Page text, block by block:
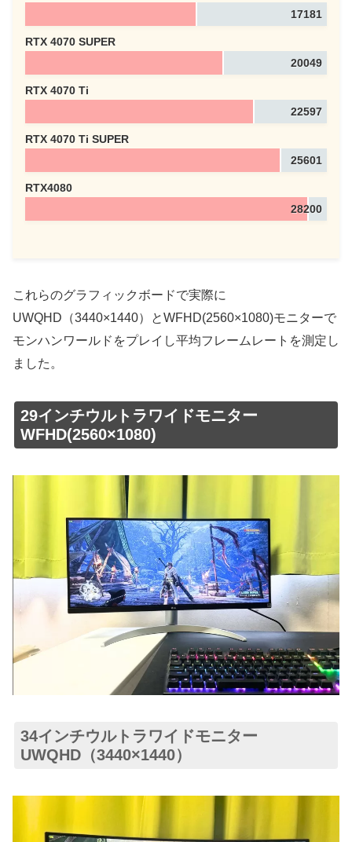
17181
RTX 4070 SUPER
20049
RTX 4070 Ti
22597
RTX 4070 Ti SUPER
25601
RTX4080
28200
これらのグラフィックボードで実際に
UWQHD（3440×1440）
とWFHD(2560×1080)モニターで
モンハンワールドをプレイし平均フレームレートを測定し
ました。
29インチウルトラワイドモニター
WFHD(2560×1080)
34インチウルトラワイドモニター
UWQHD（3440×1440）